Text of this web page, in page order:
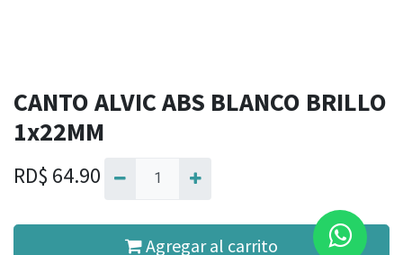
CANTO ALVIC ABS BLANCO BRILLO
1x22MM
RD$ 64.90
Agregar al carrito